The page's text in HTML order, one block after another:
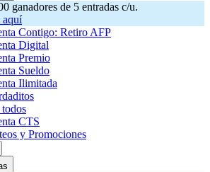
ganadores de 5 entradas c/u.
aquí
Contigo: Retiro AFP
Digital
Premio
Sueldo
Ilimitada
CTS
y Promociones